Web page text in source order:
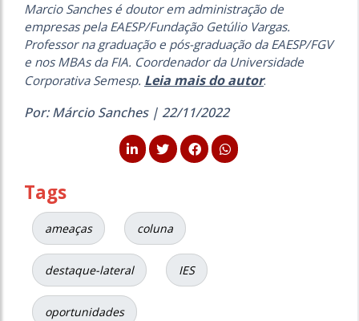
Marcio Sanches é doutor em administração de
empresas pela EAESP/Fundação Getúlio Vargas.
Professor na graduação e pós-graduação da EAESP/FGV
e nos MBAs da FIA. Coordenador da Universidade
Corporativa Semesp. Leia mais do autor.
Por: Márcio Sanches | 22/11/2022
Tags
ameaças coluna
destaque-lateral IES
oportunidades